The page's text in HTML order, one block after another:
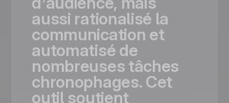
aussi rationalisé la
communication et
automatisé de
nombreuses tâches
chronophages. Cet
outil soutient